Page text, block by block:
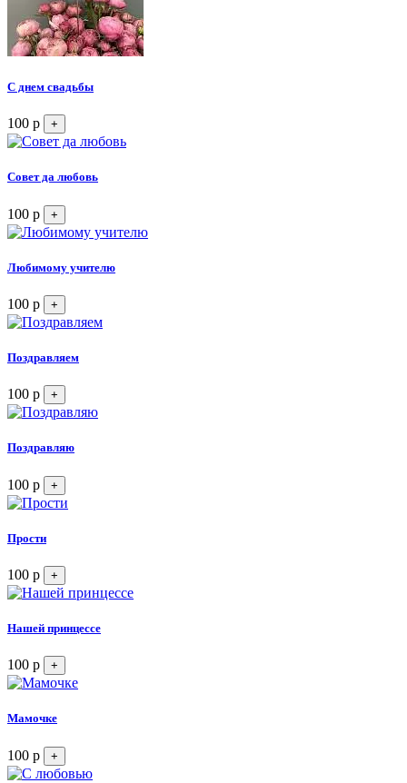
С днем свадьбы
100 р +
Совет да любовь
100 р +
Любимому учителю
100 р +
Поздравляем
100 р +
Поздравляю
100 р +
Прости
100 р +
Нашей принцессе
100 р +
Мамочке
100 р +